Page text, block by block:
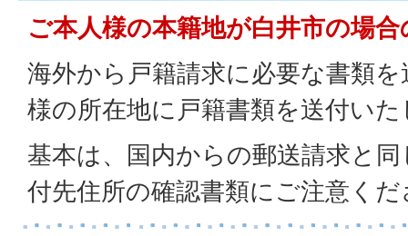
ご本人様の本籍地が白井市の場
海外から戸籍請求に必要な書類
様の所在地に戸籍書類を送付い
基本は、国内からの郵送請求と
付先住所の確認書類にご注意く